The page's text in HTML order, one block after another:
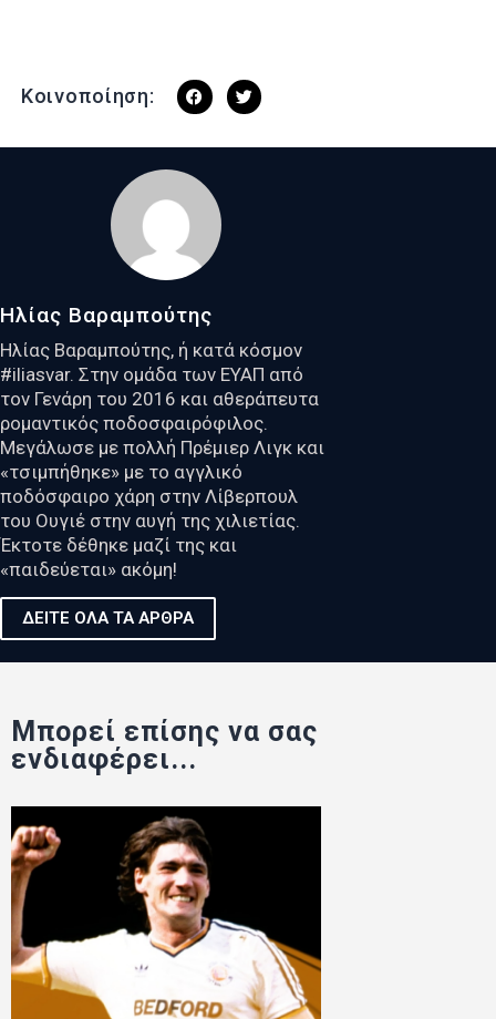
Κοινοποίηση:
Ηλίας Βαραμπούτης
Ηλίας Βαραμπούτης, ή κατά κόσμον
#iliasvar. Στην ομάδα των ΕΥΑΠ από
τον Γενάρη του 2016 και αθεράπευτα
ρομαντικός ποδοσφαιρόφιλος.
Μεγάλωσε με πολλή Πρέμιερ Λιγκ και
«τσιμπήθηκε» με το αγγλικό
ποδόσφαιρο χάρη στην Λίβερπουλ
του Ουγιέ στην αυγή της χιλιετίας.
Έκτοτε δέθηκε μαζί της και
«παιδεύεται» ακόμη!
ΔΕΙΤΕ ΟΛΑ ΤΑ ΑΡΘΡΑ
Μπορεί επίσης να σας
ενδιαφέρει...